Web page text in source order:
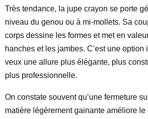
Très tendance, la jupe crayon se porte
niveau du genou ou à mi-mollets. Sa
corps dessine les formes et met en
hanches et les jambes. C’est une option
veux une allure plus élégante, plus
plus professionnelle.
On constate souvent qu’une fermeture
matière légèrement gainante améliore le